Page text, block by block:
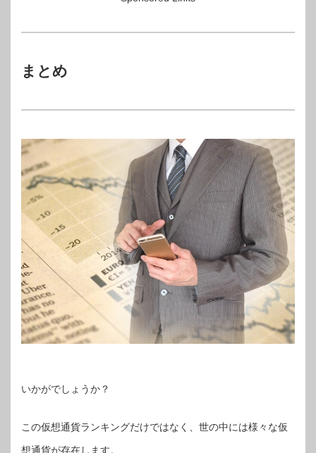
まとめ
いかがでしょうか？
この仮想通貨ランキングだけではなく、世の中には様々な仮
想通貨が存在します。